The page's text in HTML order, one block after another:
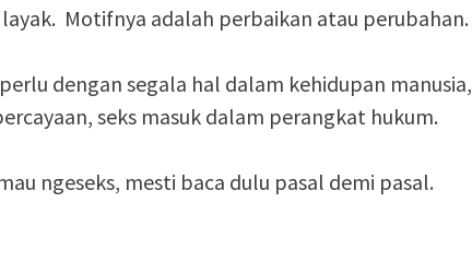
Motifnya adalah perbaikan atau perubahan.
dengan segala hal dalam kehidupan manusia,
seks masuk dalam perangkat hukum.
ngeseks, mesti baca dulu pasal demi pasal.